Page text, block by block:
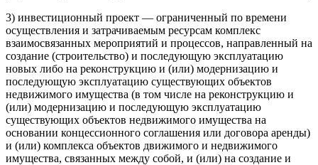
3) инвестиционный проект — ограниченный по времени
осуществления и затрачиваемым ресурсам комплекс
взаимосвязанных мероприятий и процессов, направленный на
создание (строительство) и последующую эксплуатацию
новых либо на реконструкцию и (или) модернизацию и
последующую эксплуатацию существующих объектов
недвижимого имущества (в том числе на реконструкцию и
(или) модернизацию и последующую эксплуатацию
существующих объектов недвижимого имущества на
основании концессионного соглашения или договора аренды)
и (или) комплекса объектов движимого и недвижимого
имущества, связанных между собой, и (или) на создание и